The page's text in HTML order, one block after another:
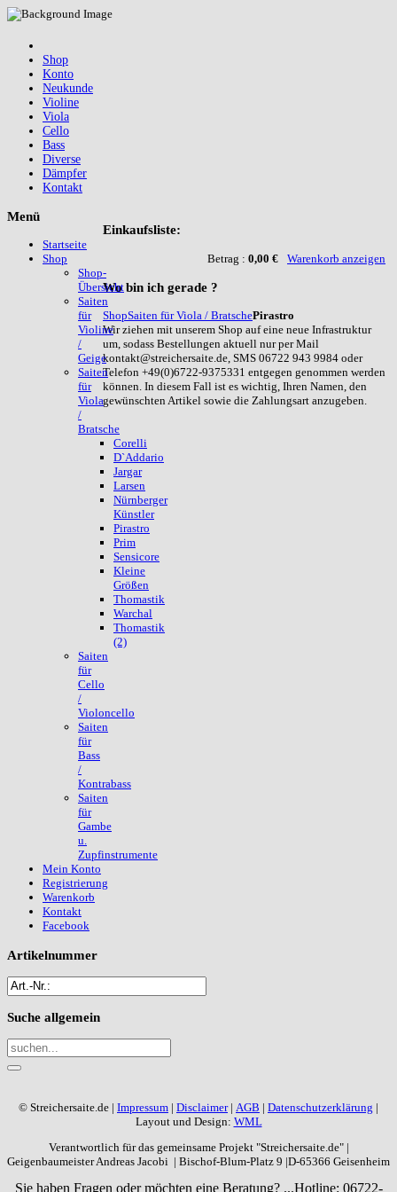
Shop
Konto
Neukunde
Violine
Viola
Cello
Bass
Diverse
Dämpfer
Kontakt
Einkaufsliste:
Betrag : 0,00 € Warenkorb anzeigen
Wobin ich gerade ?
ShopSaiten für Viola / BratschePirastro
Wir ziehen mit unserem Shop auf eine neue Infrastruktur
um, sodass Bestellungen aktuell nur per Mail
kontakt@streichersaite.de, SMS 06722 943 9984 oder
Telefon +49(0)6722-9375331 entgegen genommen werden
können. In diesem Fall ist es wichtig, Ihren Namen, den
gewünschten Artikel sowie die Zahlungsart anzugeben.
Menü
Startseite
Shop
Shop-
Übersicht
Saiten
für
Violine
/
Geige
Saiten
für
Viola
/
Bratsche
Corelli
D`Addario
Jargar
Larsen
Nürnberger
Künstler
Pirastro
Prim
Sensicore
Kleine
Größen
Thomastik
Warchal
Thomastik
(2)
Saiten
für
Cello
/
Violoncello
Saiten
für
Bass
/
Kontrabass
Saiten
für
Gambe
u.
Zupfinstrumente
Mein Konto
Registrierung
Warenkorb
Kontakt
Facebook
Artikelnummer
Suche allgemein
© Streichersaite.de | Impressum | Disclaimer| AGB | Datenschutzerklärung |
Layout und Design: WML
Verantwortlich für das gemeinsame Projekt "Streichersaite.de" |
Geigenbaumeister Andreas Jacobi | Bischof-Blum-Platz 9 |D-65366 Geisenheim
Sie haben Fragen oder möchten eine Beratung? ...Hotline: 06722-